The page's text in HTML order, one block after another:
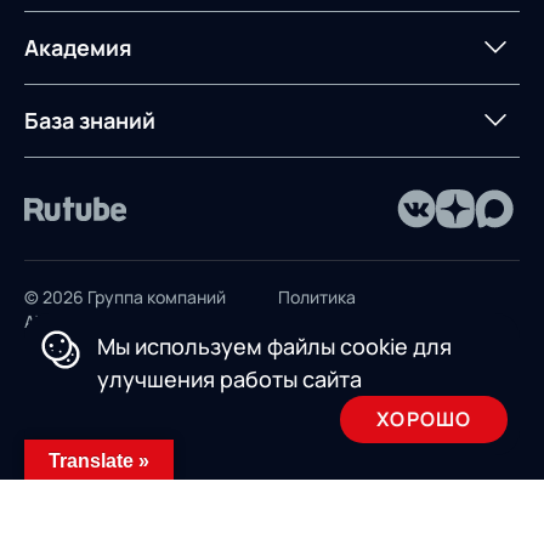
контейнерным
терминалом
Контакты
Академия
Предложение для
База знаний
© 2026 Группа компаний
AXELOT
Политика
Пользовательское
соглашение
Мы используем файлы cookie для
улучшения работы сайта
ХОРОШО
Translate »